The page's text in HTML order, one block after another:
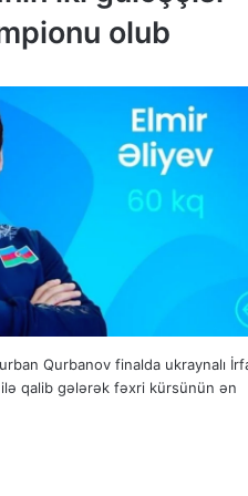
olub
Qurbanov finalda ukraynalı
qalib gələrək fəxri kürsünün ən